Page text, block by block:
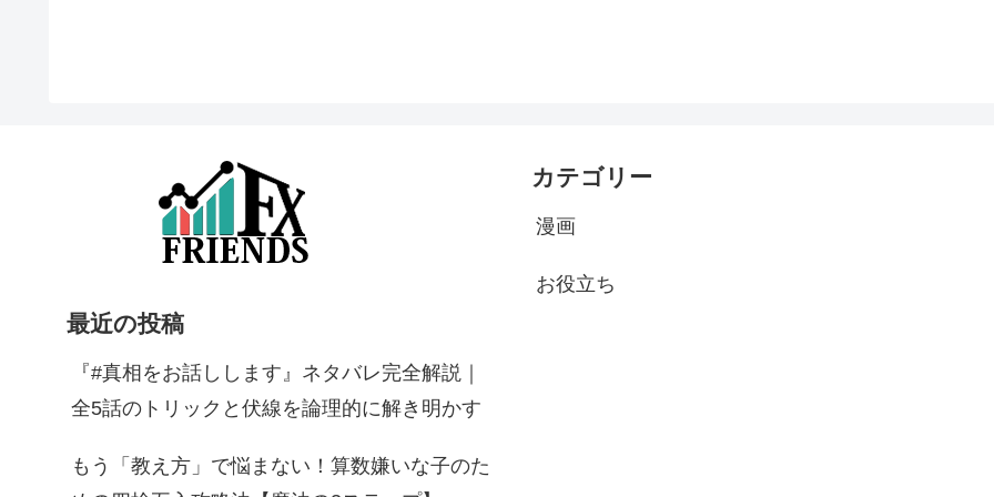
最近の投稿
『#真相をお話しします』ネタバレ完全解説｜
全5話のトリックと伏線を論理的に解き明かす
もう「教え方」で悩まない！算数嫌いな子のた
カテゴリー
漫画
お役立ち